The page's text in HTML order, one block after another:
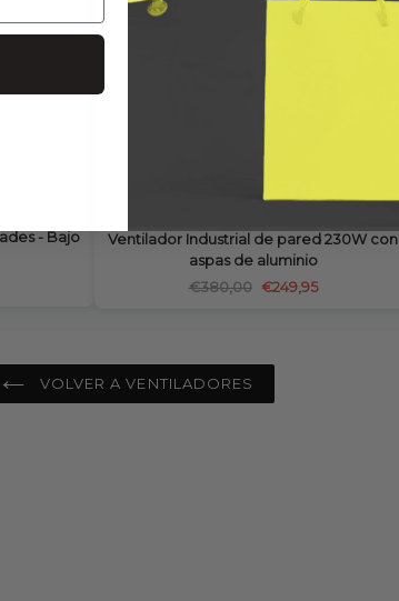
- Bajo
Ventilador Industrial de pared 230W con
aspas de aluminio
€380,00
€249,95
VOLVER A VENTILADORES